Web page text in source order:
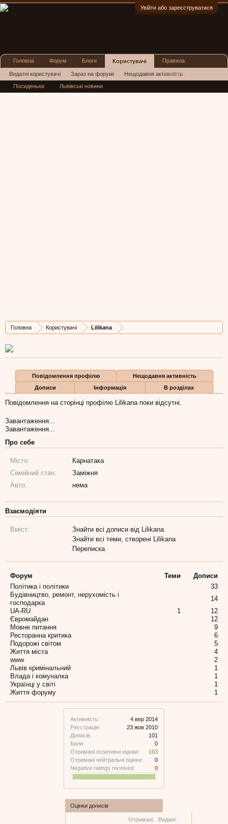
Увійти або зареєструватися
Головна Користувачі Lilikana
Активність:
4 вер 2014
Реєстрація:
23 жов 2010
Дописів:
101
Бали:
0
Отримані позитивні оцінки:
163
Отримані нейтральні оцінки:
0
Negative ratings received:
0
Оцінки дописів
Отримані: Видані:
Дописів
101
Карма
163
Бали
0
Повідомлення профілю
Нещодавня активність
Дописи
Інформація В розділах
Повідомлення на сторінці профілю Lilikana поки відсутні.
Завантаження...
Завантаження...
Про себе
Місто:
Карнатака
Сімейний стан:
Заміжня
Авто:
нема
Взаємодіяти
Вміст:
Знайти всі дописи від Lilikana
Знайти всі теми, створені Lilikana
Переписка
Форум Теми
Дописи
Політика і політики
33
Будівництво, ремонт, нерухомість і
господарка
14
UA-RU
1
12
Євромайдан
12
Мовне питання
9
Ресторанна критика
6
Подорожі світом
5
Життя міста
4
www
2
Львів кримінальний
1
Влада і комуналка
1
Українці у світі
1
Життя форуму
1
Головна Форум Блоги Користувачі
Видатні користувачі Зараз на форумі Нещодавня активність
Нові повідомлення профілю
Правила
Реклама
Посиденьки Львівські новини